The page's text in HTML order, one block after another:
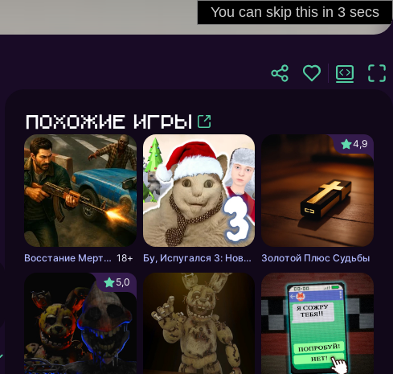
Похожие игры
Восстание Мертвецов 18+ Бу, Испугался 3: Новый Год со Скулбоем
4,9
Золотой Плюс Судьбы
5,0